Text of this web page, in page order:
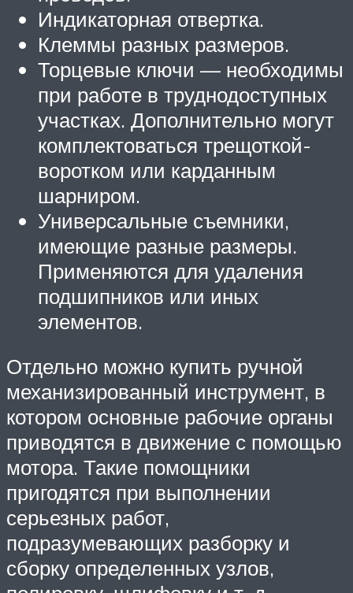
Индикаторная отвертка.
Клеммы разных размеров.
Торцевые ключи — необходимы
при работе в труднодоступных
участках. Дополнительно могут
комплектоваться трещоткой-
воротком или карданным
шарниром.
Универсальные съемники,
имеющие разные размеры.
Применяются для удаления
подшипников или иных
элементов.
Отдельно можно купить ручной
механизированный инструмент, в
котором основные рабочие органы
приводятся в движение с помощью
мотора. Такие помощники
пригодятся при выполнении
серьезных работ,
подразумевающих разборку и
сборку определенных узлов,